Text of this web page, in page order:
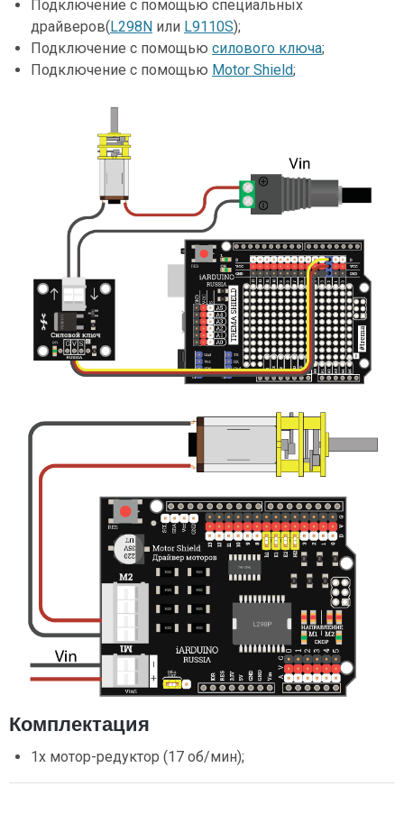
Подключение с помощью специальных
драйверов(L298N или L9110S);
Подключение с помощью силового ключа;
Подключение с помощью Motor Shield;
Комплектация
1х мотор-редуктор (17 об/мин);